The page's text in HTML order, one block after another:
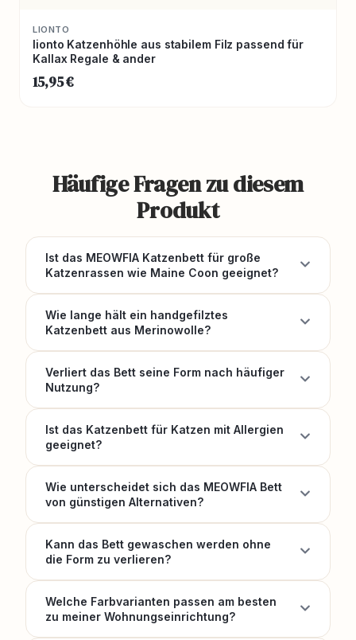
LIONTO
lionto Katzenhöhle aus stabilem Filz passend für
Kallax Regale & ander
15,95 €
Häufige Fragen zu diesem
Produkt
Ist das MEOWFIA Katzenbett für große
Katzenrassen wie Maine Coon geeignet?
Wie lange hält ein handgefilztes
Katzenbett aus Merinowolle?
Verliert das Bett seine Form nach häufiger
Nutzung?
Ist das Katzenbett für Katzen mit Allergien
geeignet?
Wie unterscheidet sich das MEOWFIA Bett
von günstigen Alternativen?
Kann das Bett gewaschen werden ohne
die Form zu verlieren?
Welche Farbvarianten passen am besten
zu meiner Wohnungseinrichtung?